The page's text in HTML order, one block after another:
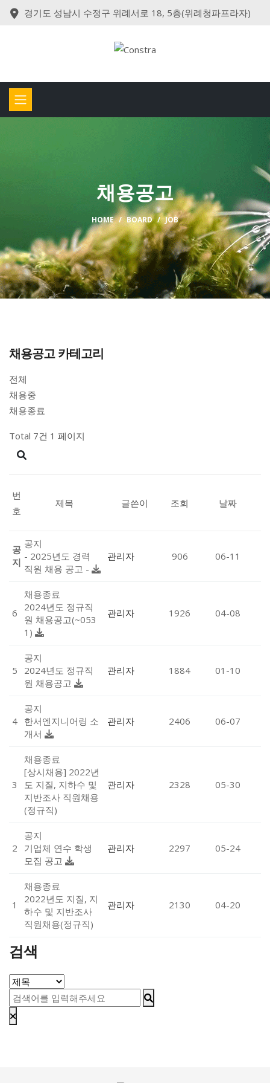
경기도 성남시 수정구 위례서로 18, 5층(위례청파프라자)
채용공고
HOME BOARD JOB
채용공고 카테고리
전체
채용중
채용종료
Total 7건 1 페이지
번
호
제목 글쓴이 조회 날짜
공
지
공지
- 2025년도 경력
직원 채용 공고 -
관리자 906 06-11
6
채용종료
2024년도 정규직
원 채용공고(~053
1)
관리자 1926 04-08
5
공지
2024년도 정규직
원 채용공고
관리자 1884 01-10
4
공지
한서엔지니어링 소
개서
관리자 2406 06-07
3
채용종료
[상시채용] 2022년
도 지질, 지하수 및
지반조사 직원채용
(정규직)
관리자 2328 05-30
2
공지
기업체 연수 학생
모집 공고
관리자 2297 05-24
1
채용종료
2022년도 지질, 지
하수 및 지반조사
직원채용(정규직)
관리자 2130 04-20
검색